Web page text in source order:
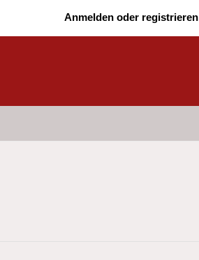
Anmelden oder registrieren